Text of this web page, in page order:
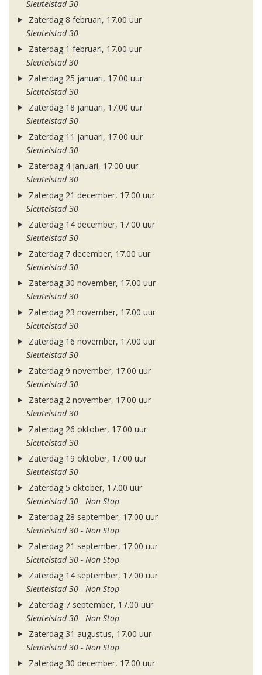
Sleutelstad 30
Zaterdag 8 februari, 17.00 uur
Sleutelstad 30
Zaterdag 1 februari, 17.00 uur
Sleutelstad 30
Zaterdag 25 januari, 17.00 uur
Sleutelstad 30
Zaterdag 18 januari, 17.00 uur
Sleutelstad 30
Zaterdag 11 januari, 17.00 uur
Sleutelstad 30
Zaterdag 4 januari, 17.00 uur
Sleutelstad 30
Zaterdag 21 december, 17.00 uur
Sleutelstad 30
Zaterdag 14 december, 17.00 uur
Sleutelstad 30
Zaterdag 7 december, 17.00 uur
Sleutelstad 30
Zaterdag 30 november, 17.00 uur
Sleutelstad 30
Zaterdag 23 november, 17.00 uur
Sleutelstad 30
Zaterdag 16 november, 17.00 uur
Sleutelstad 30
Zaterdag 9 november, 17.00 uur
Sleutelstad 30
Zaterdag 2 november, 17.00 uur
Sleutelstad 30
Zaterdag 26 oktober, 17.00 uur
Sleutelstad 30
Zaterdag 19 oktober, 17.00 uur
Sleutelstad 30
Zaterdag 5 oktober, 17.00 uur
Sleutelstad 30 - Non Stop
Zaterdag 28 september, 17.00 uur
Sleutelstad 30 - Non Stop
Zaterdag 21 september, 17.00 uur
Sleutelstad 30 - Non Stop
Zaterdag 14 september, 17.00 uur
Sleutelstad 30 - Non Stop
Zaterdag 7 september, 17.00 uur
Sleutelstad 30 - Non Stop
Zaterdag 31 augustus, 17.00 uur
Sleutelstad 30 - Non Stop
Zaterdag 30 december, 17.00 uur